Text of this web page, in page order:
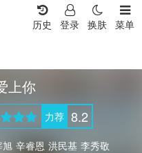
菜单
换肤
登录
历史
上你
力荐 8.2
旭 辛睿恩 洪民基 李秀敬